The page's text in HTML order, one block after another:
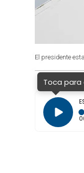
El presidente
Toca para